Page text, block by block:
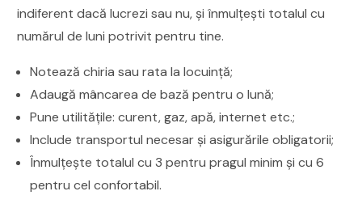
indiferent dacă lucrezi sau nu, și înmulțești totalul cu
numărul de luni potrivit pentru tine.
Notează chiria sau rata la locuință;
Adaugă mâncarea de bază pentru o lună;
Pune utilitățile: curent, gaz, apă, internet etc.;
Include transportul necesar și asigurările obligatorii;
Înmulțește totalul cu 3 pentru pragul minim și cu 6
pentru cel confortabil.